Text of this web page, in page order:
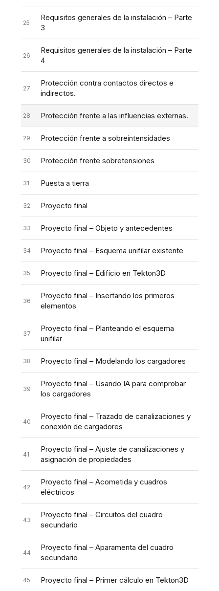
25
Requisitos generales de la instalación – Parte
3
26
Requisitos generales de la instalación – Parte
4
27
Protección contra contactos directos e
indirectos.
28 Protección frente a las influencias externas.
29 Protección frente a sobreintensidades
30 Protección frente sobretensiones
31 Puesta a tierra
32 Proyecto final
33 Proyecto final – Objeto y antecedentes
34 Proyecto final – Esquema unifilar existente
35 Proyecto final – Edificio en Tekton3D
36
Proyecto final – Insertando los primeros
elementos
37
Proyecto final – Planteando el esquema
unifilar
38 Proyecto final – Modelando los cargadores
39
Proyecto final – Usando IA para comprobar
los cargadores
40
Proyecto final – Trazado de canalizaciones y
conexión de cargadores
41
Proyecto final – Ajuste de canalizaciones y
asignación de propiedades
42
Proyecto final – Acometida y cuadros
eléctricos
43
Proyecto final – Circuitos del cuadro
secundario
44
Proyecto final – Aparamenta del cuadro
secundario
45 Proyecto final – Primer cálculo en Tekton3D